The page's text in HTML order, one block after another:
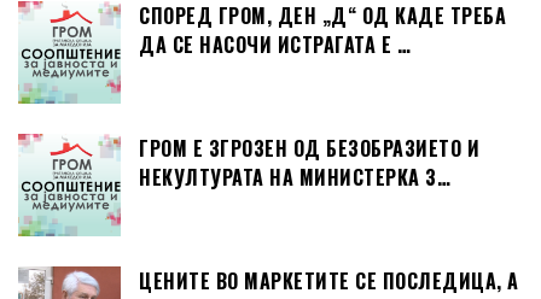
СПОРЕД ГРОМ, ДЕН „Д“ ОД КАДЕ ТРЕБА
ДА СЕ НАСОЧИ ИСТРАГАТА Е …
ГРОМ Е ЗГРОЗЕН ОД БЕЗОБРАЗИЕТО И
НЕКУЛТУРАТА НА МИНИСТЕРКА З…
ЦЕНИТЕ ВО МАРКЕТИТЕ СЕ ПОСЛЕДИЦА, А